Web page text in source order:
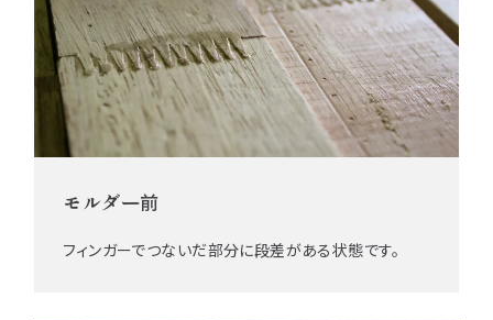
モルダー前
フィンガーでつないだ部分に段差がある状態です。